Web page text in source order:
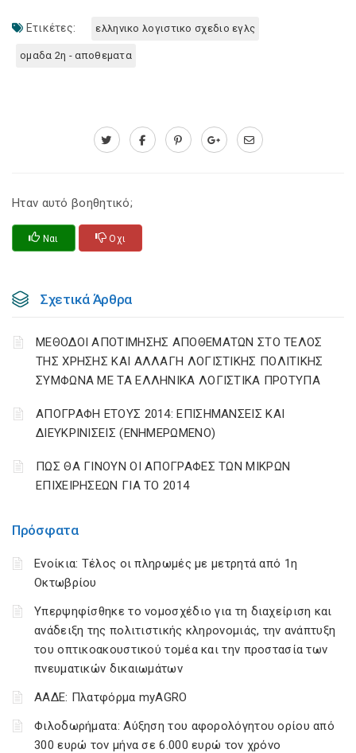
Πρόσφατα
Ενοίκια: Τέλος οι πληρωμές με μετρητά από 1η
Οκτωβρίου
Υπερψηφίσθηκε το νομοσχέδιο για τη διαχείριση και
ανάδειξη της πολιτιστικής κληρονομιάς, την ανάπτυξη
του οπτικοακουστικού τομέα και την προστασία των
πνευματικών δικαιωμάτων
ΑΑΔΕ: Πλατφόρμα myAGRO
Φιλοδωρήματα: Αύξηση του αφορολόγητου ορίου από
300 ευρώ τον μήνα σε 6.000 ευρώ τον χρόνο
Ετικέτες: ελληνικο λογιστικο σχεδιο εγλς
ομαδα 2η - αποθεματα
Ηταν αυτό βοηθητικό;
Ναι Οχι
Σχετικά Άρθρα
ΜΕΘΟΔΟΙ ΑΠΟΤΙΜΗΣΗΣ ΑΠΟΘΕΜΑΤΩΝ ΣΤΟ ΤΕΛΟΣ
ΤΗΣ ΧΡΗΣΗΣ ΚΑΙ ΑΛΛΑΓΗ ΛΟΓΙΣΤΙΚΗΣ ΠΟΛΙΤΙΚΗΣ
ΣΥΜΦΩΝΑ ΜΕ ΤΑ ΕΛΛΗΝΙΚΑ ΛΟΓΙΣΤΙΚΑ ΠΡΟΤΥΠΑ
ΑΠΟΓΡΑΦΗ ΕΤΟΥΣ 2014: ΕΠΙΣΗΜΑΝΣΕΙΣ ΚΑΙ
ΔΙΕΥΚΡΙΝΙΣΕΙΣ (ΕΝΗΜΕΡΩΜΕΝΟ)
ΠΩΣ ΘΑ ΓΙΝΟΥΝ ΟΙ ΑΠΟΓΡΑΦΕΣ ΤΩΝ ΜΙΚΡΩΝ
ΕΠΙΧΕΙΡΗΣΕΩΝ ΓΙΑ ΤΟ 2014